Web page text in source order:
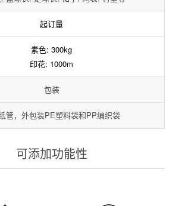
起订量
素色: 300kg
印花: 1000m
包装
管，外包装PE塑料袋和PP编织袋
可添加功能性